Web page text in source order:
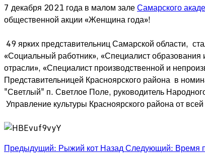
7 декабря 2021 года в малом залеСамарского
общественной акции «Женщина года»!
49 ярких представительниц Самарской области,
«Социальный работник», «Специалист
отрасли», «Специалист производственной и
Представительницей Красноярского района в
"Светлый" п. Светлое Поле, руководитель
Управление культуры Красноярского района от
Предыдущий: Рыжий котНазадСледующий: Время